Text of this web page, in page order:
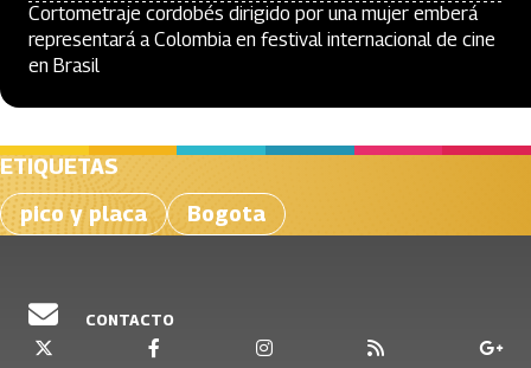
Cortometraje cordobés dirigido por una mujer emberá
representará a Colombia en festival internacional de cine
en Brasil
ETIQUETAS
pico y placa
Bogota
CONTACTO